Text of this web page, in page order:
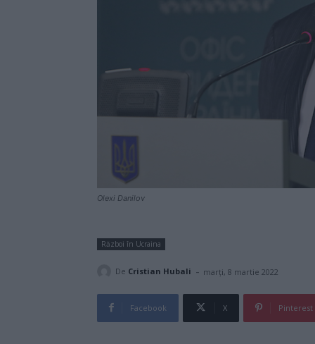
Olexi Danilov
Război în Ucraina
De Cristian Hubali - marți, 8 martie 2022
Facebook X Pinterest